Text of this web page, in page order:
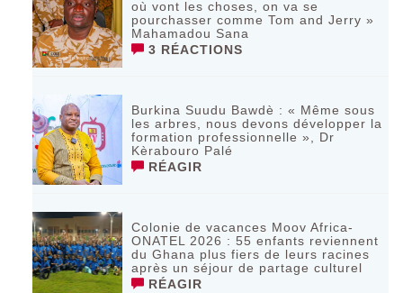
où vont les choses, on va se
pourchasser comme Tom and Jerry »
Mahamadou Sana
3 RÉACTIONS
Burkina Suudu Bawdè : « Même sous
les arbres, nous devons développer la
formation professionnelle », Dr
Kèrabouro Palé
RÉAGIR
Colonie de vacances Moov Africa-
ONATEL 2026 : 55 enfants reviennent
du Ghana plus fiers de leurs racines
après un séjour de partage culturel
RÉAGIR